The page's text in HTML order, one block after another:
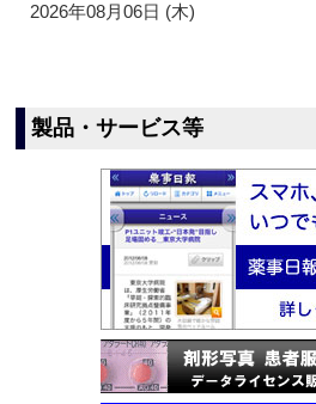
2026年08月06日 (木)
製品・サービス等